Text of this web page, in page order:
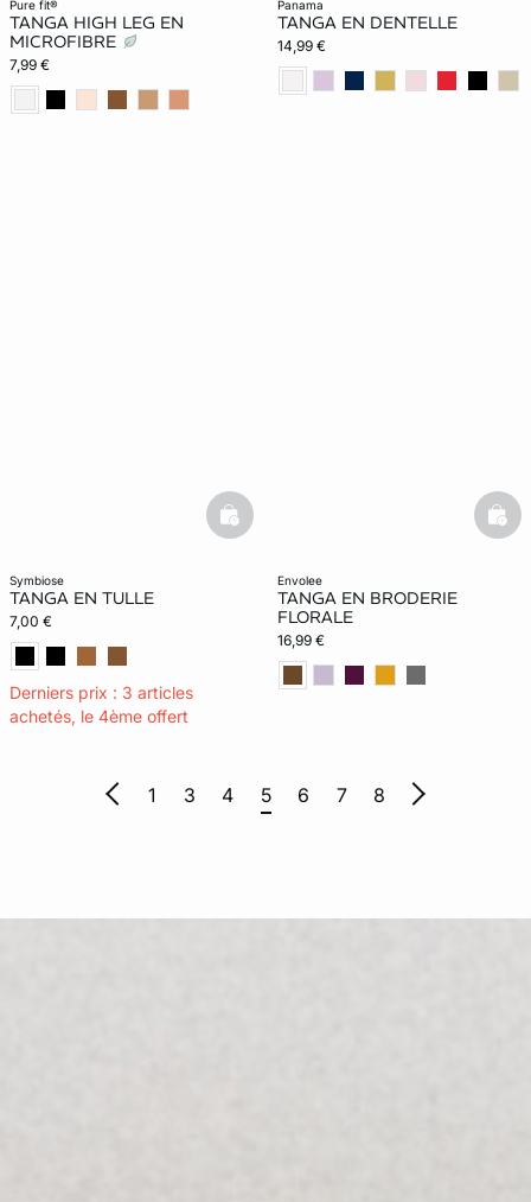
pure fit®
TANGA HIGH LEG EN
MICROFIBRE
7,99 €
panama
TANGA EN DENTELLE
14,99 €
symbiose
TANGA EN TULLE
7,00 €
Derniers prix : 3 articles
achetés, le 4ème offert
basketfull
envolee
TANGA EN BRODERIE
FLORALE
16,99 €
1 3 4 5 6 7 8